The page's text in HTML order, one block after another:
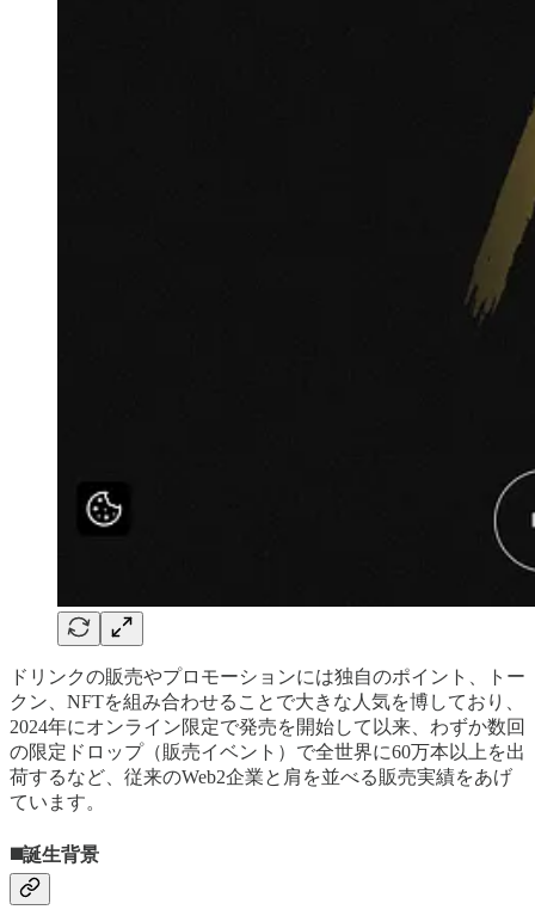
ドリンクの販売やプロモーションには独自のポイント、トー
クン、NFTを組み合わせることで大きな人気を博しており、
2024年にオンライン限定で発売を開始して以来、わずか数回
の限定ドロップ（販売イベント）で全世界に60万本以上を出
荷するなど、従来のWeb2企業と肩を並べる販売実績をあげ
ています。
◼️誕生背景